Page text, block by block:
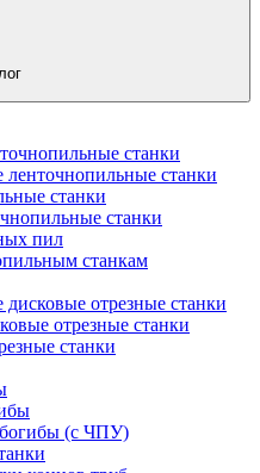
станки
ленточнопильные станки
станки
станки
пил
станкам
отрезные станки
отрезные станки
станки
(с ЧПУ)